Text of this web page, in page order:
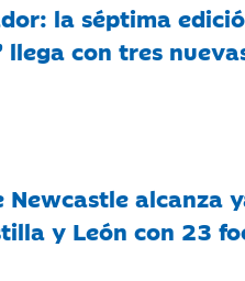
la séptima
llega con tres
Newcastle alcanza
y León con 23